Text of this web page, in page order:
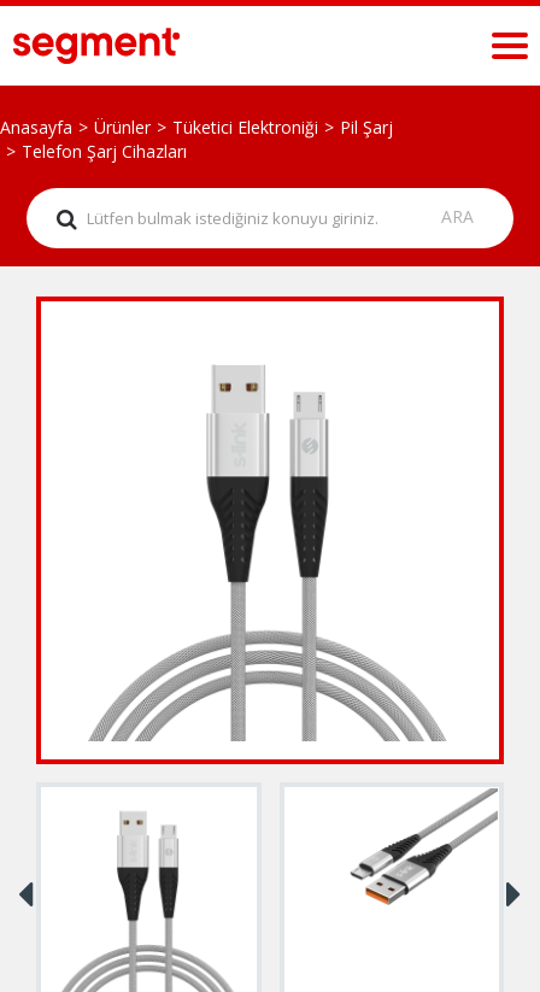
Anasayfa Ürünler Tüketici Elektroniği
Pil Şarj
Telefon Şarj Cihazları